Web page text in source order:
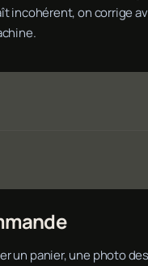
incohérent, on corrige
un panier, une photo